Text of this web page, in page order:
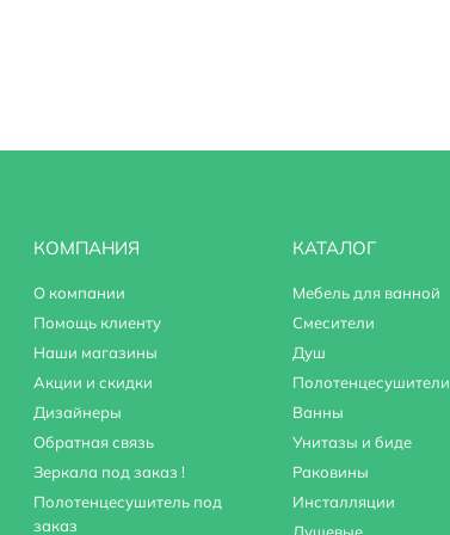
КОМПАНИЯ
О компании
Помощь клиенту
Наши магазины
Акции и скидки
Дизайнеры
Обратная связь
Зеркала под заказ !
Полотенцесушитель под
заказ
КАТАЛОГ
Мебель для ванной
Смесители
Душ
Полотенцесушители
Ванны
Унитазы и биде
Раковины
Инсталляции